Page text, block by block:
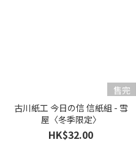
售完
古川紙工 今日の信 信紙組 - 雪
屋〈冬季限定〉
HK$32.00